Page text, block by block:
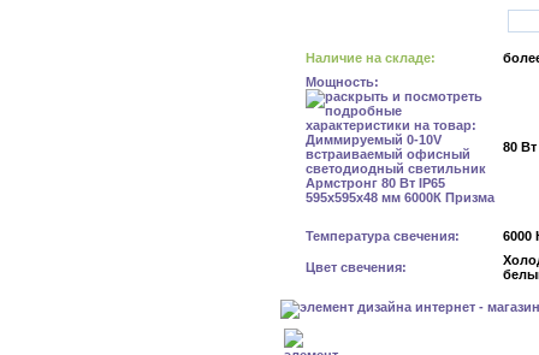
Наличие на складе:
Мощность:
80 Вт
Температура свечения: 6000
Цвет свечения: